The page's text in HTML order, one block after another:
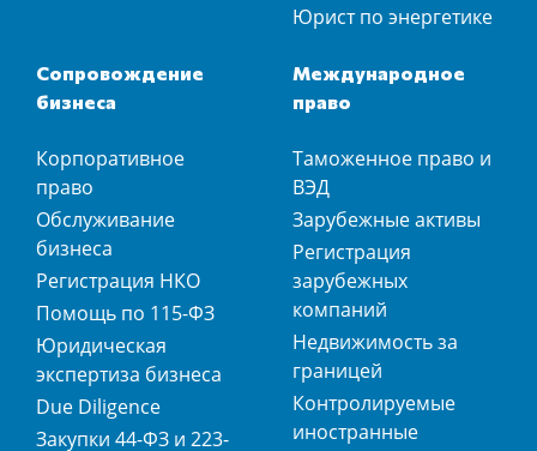
Юрист по энергетике
Сопровождение
бизнеса
Корпоративное
право
Обслуживание
бизнеса
Регистрация НКО
Помощь по 115-ФЗ
Юридическая
экспертиза бизнеса
Due Diligence
Закупки 44-ФЗ и 223-
Международное
право
Таможенное право и
ВЭД
Зарубежные активы
Регистрация
зарубежных
компаний
Недвижимость за
границей
Контролируемые
иностранные